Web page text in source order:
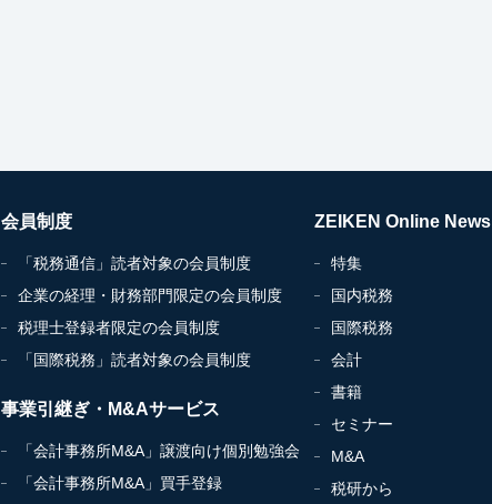
会員制度
「税務通信」読者対象の会員制度
企業の経理・財務部門限定の会員制度
税理士登録者限定の会員制度
「国際税務」読者対象の会員制度
事業引継ぎ・M&Aサービス
「会計事務所M&A」譲渡向け個別勉強会
「会計事務所M&A」買手登録
ZEIKEN Online News
特集
国内税務
国際税務
会計
書籍
セミナー
M&A
税研から